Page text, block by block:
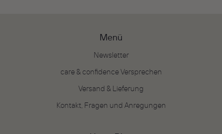
Menü
Newsletter
care & confidence Versprechen
Versand & Lieferung
Kontakt, Fragen und Anregungen